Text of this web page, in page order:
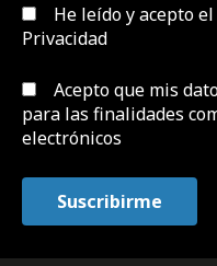
He leído y acepto el
Privacidad
Acepto que mis
para las finalidades
electrónicos